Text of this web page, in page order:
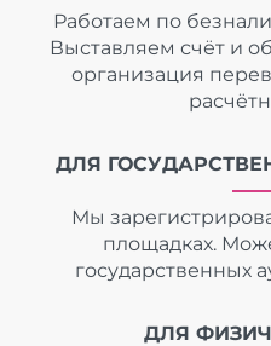
Работаем по
Выставляем счёт и
организация
ДЛЯ
Мы
площадках.
государственных
ДЛЯ